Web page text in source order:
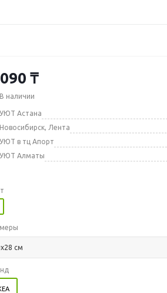
₸
В наличии
УЮТ Астана
Новосибирск, Лента
УЮТ в тц Апорт
УЮТ Алматы
см